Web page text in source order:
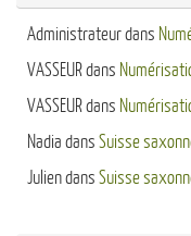
Administrateurdans
VASSEURdans
VASSEURdans
Nadia dans Suisse
Juliendans Suisse